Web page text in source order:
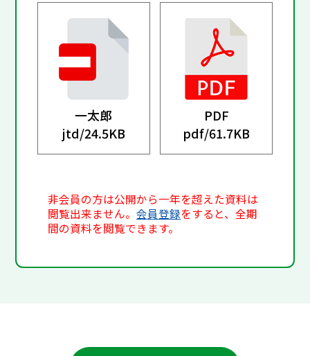
一太郎
jtd/24.5KB
PDF
pdf/61.7KB
非会員の方は公開から一年を超えた資料は
閲覧出来ません。会員登録をすると、全期
間の資料を閲覧できます。